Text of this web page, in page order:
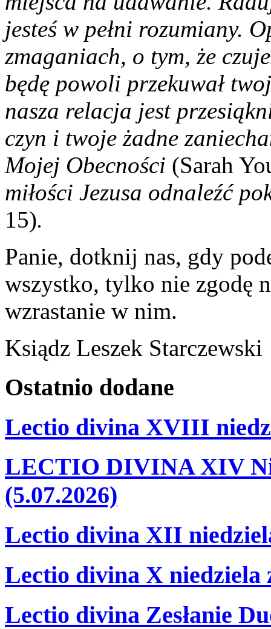
jesteś w pełni rozumiany.
zmaganiach, o tym, że
będę powoli przekuwał
nasza relacja jest
czyn i twoje żadne
Mojej Obecności (Sarah
miłości Jezusa odnaleźć
15).
Panie, dotknij nas, gdy
wszystko, tylko nie zgodę
wzrastanie w nim.
Ksiądz Leszek Starczewski
Ostatnio dodane
Lectio divina XVIII
LECTIO DIVINA XIV
(5.07.2026)
Lectio divina XII
Lectio divina X niedziela
Lectio divina Zesłanie